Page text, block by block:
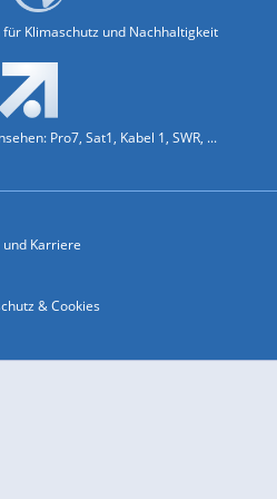
Klimaschutz und Nachhaltigkeit
Pro7, Sat1, Kabel 1, SWR, ...
und Karriere
& Cookies